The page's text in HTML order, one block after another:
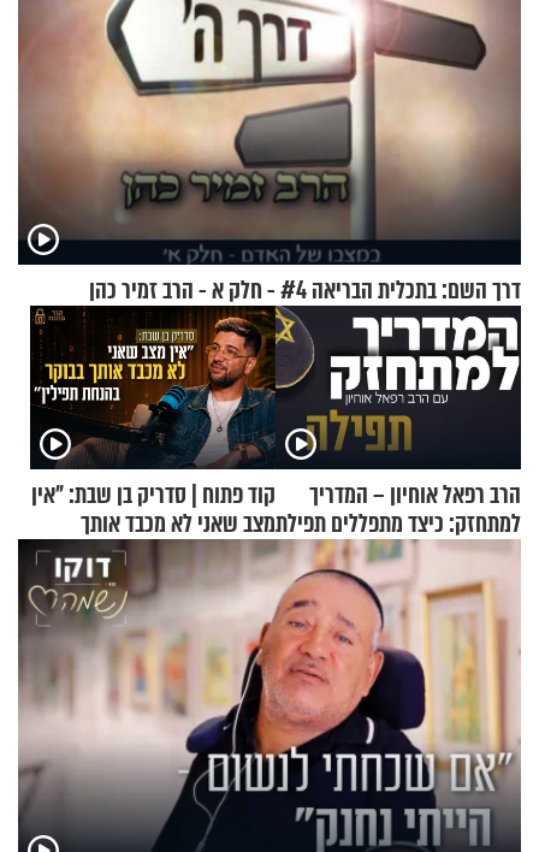
דרך השם: בתכלית הבריאה #4 - חלק א - הרב זמיר כהן
הרב רפאל אוחיון – המדריך
למתחזק: כיצד מתפללים תפילת
שמונה עשרה?
קוד פתוח | סדריק בן שבת: "אין
מצב שאני לא מכבד אותך
בבוקר בהנחת תפילין"